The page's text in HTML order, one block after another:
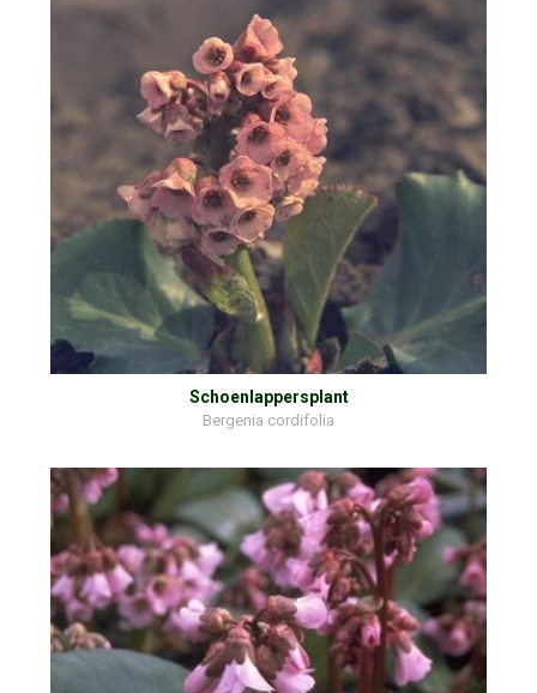
Schoenlappersplant
Bergenia cordifolia